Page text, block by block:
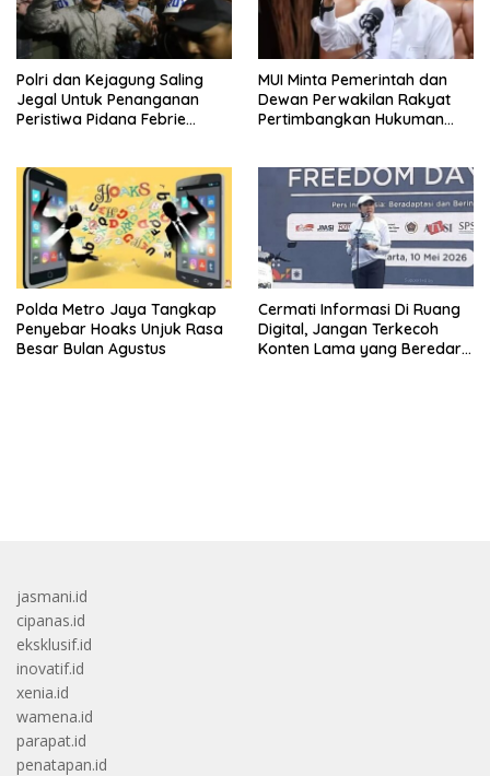
Polri dan Kejagung Saling
Jegal Untuk Penanganan
Peristiwa Pidana Febrie
MUI Minta Pemerintah dan
Dewan Perwakilan Rakyat
Pertimbangkan Hukuman
Polda Metro Jaya Tangkap
Penyebar Hoaks Unjuk Rasa
Besar Bulan Agustus
Cermati Informasi Di Ruang
Digital, Jangan Terkecoh
Konten Lama yang Beredar
jasmani.id
cipanas.id
eksklusif.id
inovatif.id
xenia.id
wamena.id
parapat.id
penatapan.id